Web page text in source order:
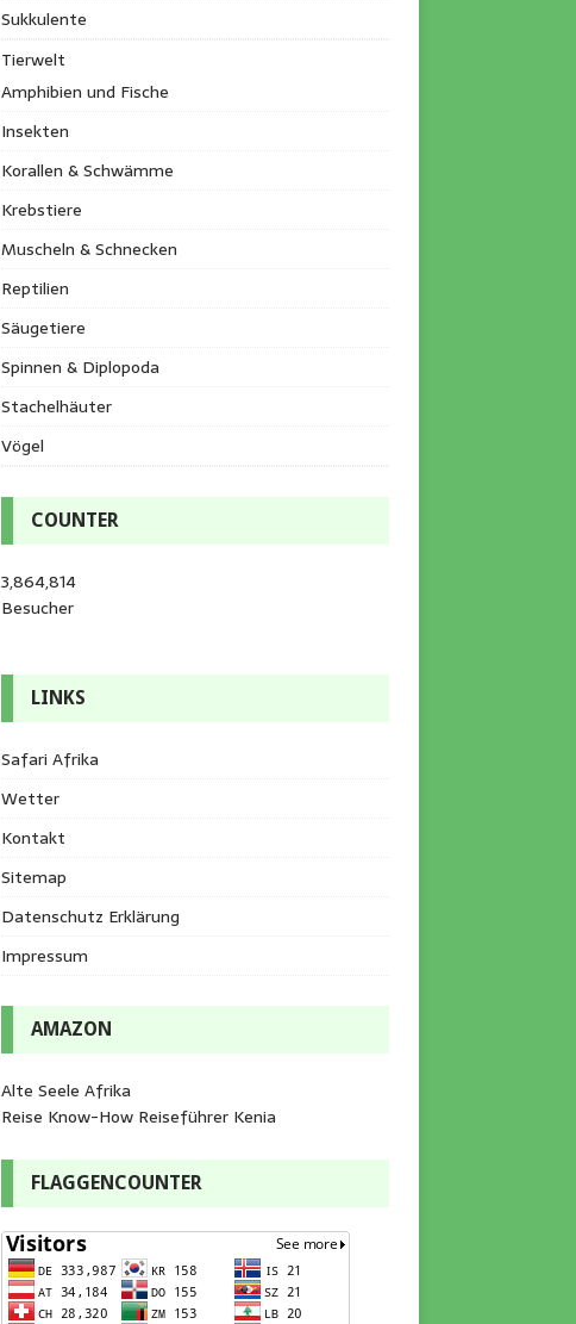
Sukkulente
Tierwelt
Amphibien und Fische
Insekten
Korallen & Schwämme
Krebstiere
Muscheln & Schnecken
Reptilien
Säugetiere
Spinnen & Diplopoda
Stachelhäuter
Vögel
COUNTER
3,864,814
Besucher
LINKS
Safari Afrika
Wetter
Kontakt
Sitemap
Datenschutz Erklärung
Impressum
AMAZON
Alte Seele Afrika
Reise Know-How Reiseführer Kenia
FLAGGENCOUNTER